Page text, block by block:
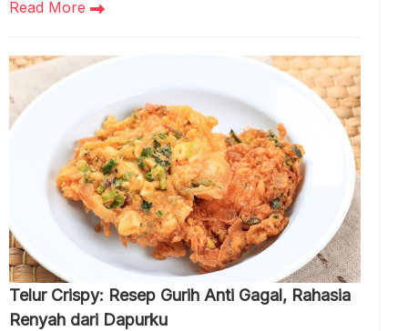
Read More
Telur Crispy: Resep Gurih Anti Gagal, Rahasia
Renyah dari Dapurku